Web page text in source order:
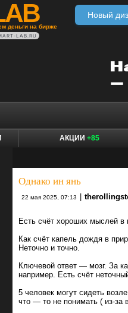
деньги на бирже
Новый
LAB.RU
АКЦИИ +85
Однако ин янь
22 мая 2025, 07:13
Есть счёт хороших мыслей в
Как счёт капель дождя в
Неточно и точно.
Ключевой ответ — мозг. За
например. Есть счёт
5 человек могут сидеть
что — то не понимать ( из-за